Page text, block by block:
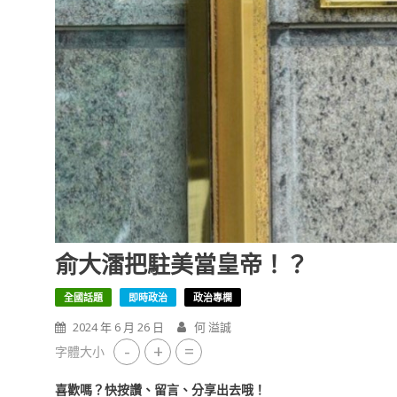
俞⼤㵢把駐美當皇帝！？
全國話題 即時政治 政治專欄
2024 年 6 月 26 日 何 溢誠
字體大小 - + =
喜歡嗎？快按讚、留言、分享出去哦！